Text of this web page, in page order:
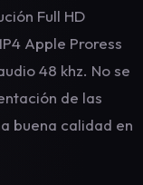
Full HD
Apple Proress
48 khz. No se
de las
buena calidad en